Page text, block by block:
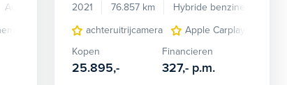
Automaat
donker lichtmetalen velgen 7-spaaks 17"
2021
76.857 km Hybride benzine
achteruitrijcamera
Apple Carplay/Android
Kopen
25.895,-
Financieren
327,- p.m.